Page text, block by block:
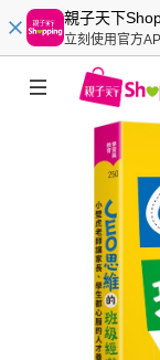
親子天下
立刻使用官方